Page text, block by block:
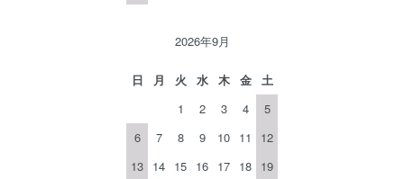
2026年9月
日 月 火 水 木 金
土
1
2 3 4
5
6
7 8 9 10 11
12
13 14 15 16 17 18 19